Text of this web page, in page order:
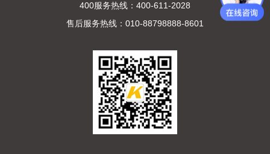
400服务热线：400-611-2028
售后服务热线：010-88798888-8601